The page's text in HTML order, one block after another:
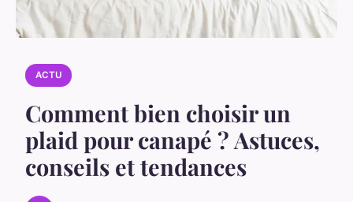
ACTU
Comment bien choisir un
plaid pour canapé ? Astuces,
conseils et tendances